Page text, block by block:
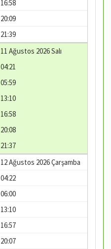
16:58
20:09
21:39
11 Ağustos 2026 Salı
04:21
05:59
13:10
16:58
20:08
21:37
12 Ağustos 2026 Çarşamba
04:22
06:00
13:10
16:57
20:07